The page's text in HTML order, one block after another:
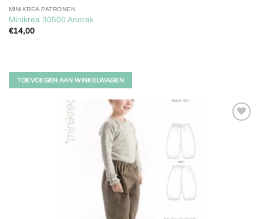
MINIKREA PATRONEN
Minikrea 30500 Anorak
€14,00
TOEVOEGEN AAN WINKELWAGEN